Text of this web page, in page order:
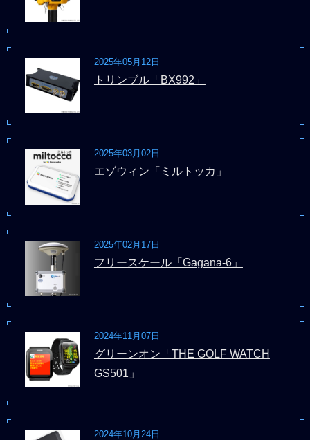
2025年05月12日
トリンブル「BX992」
2025年03月02日
エゾウィン「ミルトッカ」
2025年02月17日
フリースケール「Gagana-6」
2024年11月07日
グリーンオン「THE GOLF WATCH
GS501」
2024年10月24日